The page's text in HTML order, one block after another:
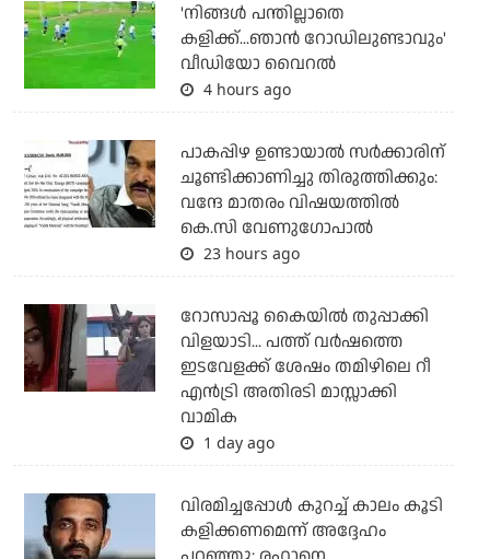
'നിങ്ങള്‍ പന്തില്ലാതെ
കളിക്ക്...ഞാന്‍ റോഡിലുണ്ടാവും'
വീഡിയോ വൈറല്‍
4 hours ago
പാകപ്പിഴ ഉണ്ടായാല്‍ സര്‍ക്കാരിന്
ചൂണ്ടിക്കാണിച്ചു തിരുത്തിക്കും:
വന്ദേ മാതരം വിഷയത്തില്‍
കെ.സി വേണുഗോപാല്‍
23 hours ago
റോസാപ്പൂ കൈയില്‍ തുപ്പാക്കി
വിളയാടി... പത്ത് വര്‍ഷത്തെ
ഇടവേളക്ക് ശേഷം തമിഴിലെ റീ
എന്‍ട്രി അതിരടി മാസ്സാക്കി
വാമിക
1 day ago
വിരമിച്ചപ്പോള്‍ കുറച്ച് കാലം കൂടി
കളിക്കണമെന്ന് അദ്ദേഹം